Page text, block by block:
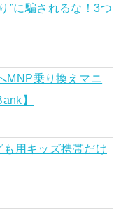
”に騙されるな！3つ
MNP乗り換えマニ
】
用キッズ携帯だけ